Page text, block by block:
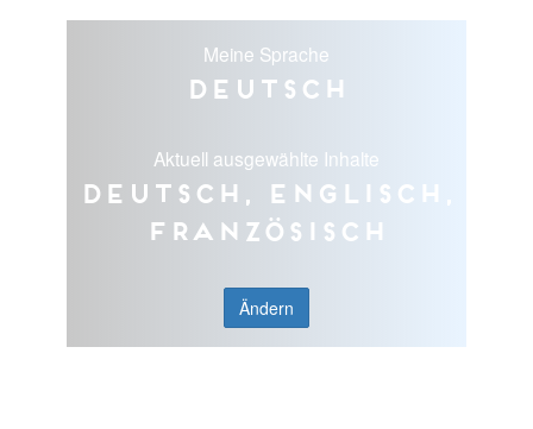
Meine Sprache
Deutsch
Aktuell ausgewählte Inhalte
Deutsch, Englisch,
Französisch
Ändern